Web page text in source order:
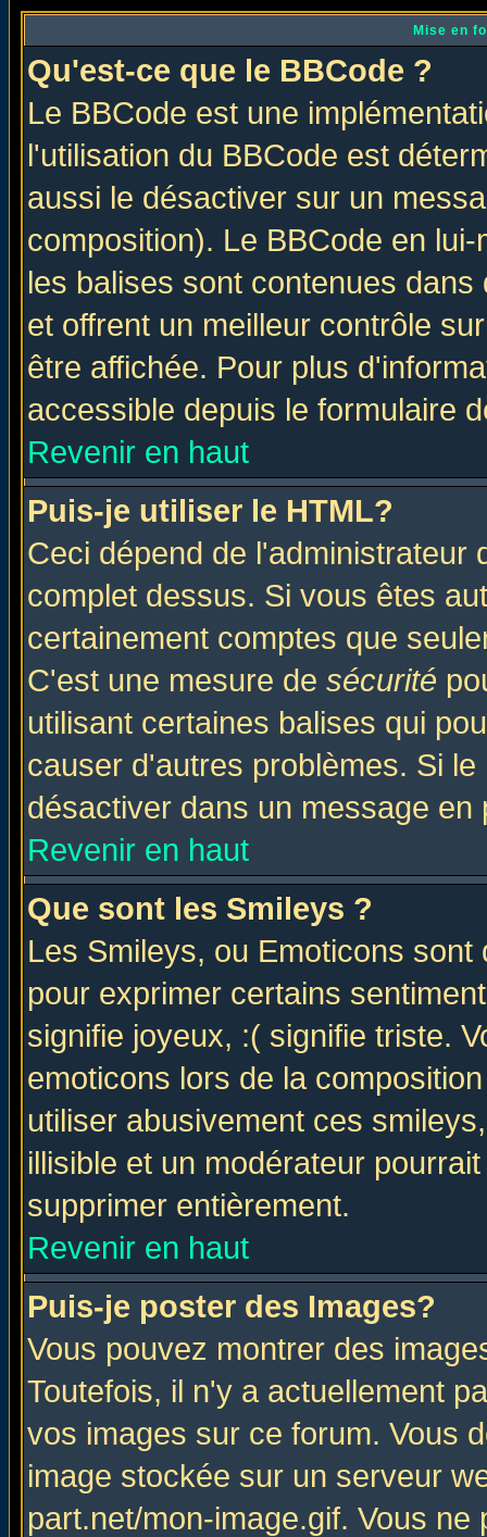
Mise en
Qu'est-ce que le BBCode ?
Le BBCode est une
l'utilisation du BBCode est
aussi le désactiver sur un
composition). Le BBCode en
les balises sont contenues
et offrent un meilleur contrôle
être affichée. Pour plus
accessible depuis le formulaire
Revenir en haut
Puis-je utiliser le HTML?
Ceci dépend de l'administrateur
complet dessus. Si vous êtes
certainement comptes que
C'est une mesure de sécurité
utilisant certaines balises qui
causer d'autres problèmes. Si
désactiver dans un message
Revenir en haut
Que sont les Smileys ?
Les Smileys, ou Emoticons
pour exprimer certains
signifie joyeux, :( signifie triste.
emoticons lors de la
utiliser abusivement ces
illisible et un modérateur
supprimer entièrement.
Revenir en haut
Puis-je poster des Images?
Vous pouvez montrer des
Toutefois, il n'y a actuellement
vos images sur ce forum. Vous
image stockée sur un serveur
part.net/mon-image.gif. Vous